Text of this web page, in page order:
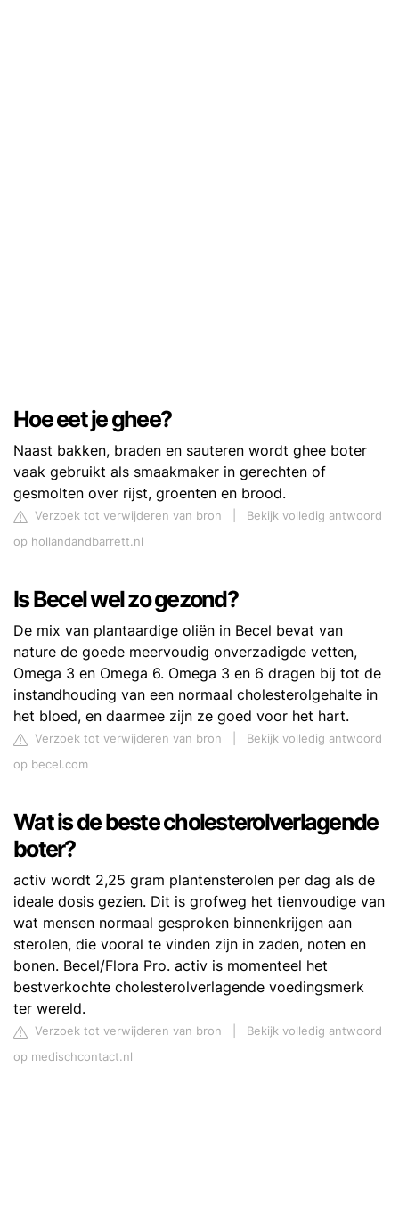
Hoe eet je ghee?
Naast bakken, braden en sauteren wordt ghee boter
vaak gebruikt als smaakmaker in gerechten of
gesmolten over rijst, groenten en brood.
Verzoek tot verwijderen van bron
Bekijk volledig antwoord
op hollandandbarrett.nl
Is Becel wel zo gezond?
De mix van plantaardige oliën in Becel bevat van
nature de goede meervoudig onverzadigde vetten,
Omega 3 en Omega 6. Omega 3 en 6 dragen bij tot de
instandhouding van een normaal cholesterolgehalte in
het bloed, en daarmee zijn ze goed voor het hart.
Verzoek tot verwijderen van bron
Bekijk volledig antwoord
op becel.com
Wat is de beste cholesterolverlagende
boter?
activ wordt 2,25 gram plantensterolen per dag als de
ideale dosis gezien. Dit is grofweg het tienvoudige van
wat mensen normaal gesproken binnenkrijgen aan
sterolen, die vooral te vinden zijn in zaden, noten en
bonen. Becel/Flora Pro. activ is momenteel het
bestverkochte cholesterolverlagende voedingsmerk
ter wereld.
Verzoek tot verwijderen van bron
Bekijk volledig antwoord
op medischcontact.nl